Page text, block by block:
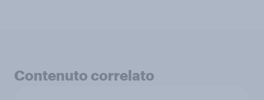
Contenuto correlato